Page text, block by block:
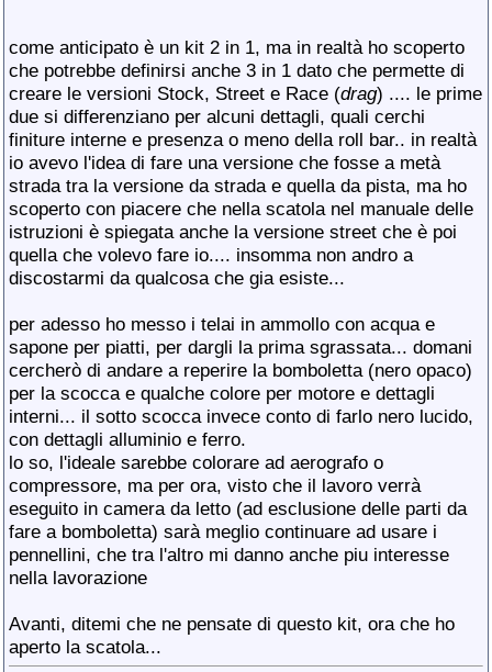
come anticipato è un kit 2 in 1, ma in realtà ho scoperto
che potrebbe definirsi anche 3 in 1 dato che permette di
creare le versioni Stock, Street e Race (drag) .... le prime
due si differenziano per alcuni dettagli, quali cerchi
finiture interne e presenza o meno della roll bar.. in realtà
io avevo l'idea di fare una versione che fosse a metà
strada tra la versione da strada e quella da pista, ma ho
scoperto con piacere che nella scatola nel manuale delle
istruzioni è spiegata anche la versione street che è poi
quella che volevo fare io.... insomma non andro a
discostarmi da qualcosa che gia esiste...
per adesso ho messo i telai in ammollo con acqua e
sapone per piatti, per dargli la prima sgrassata... domani
cercherò di andare a reperire la bomboletta (nero opaco)
per la scocca e qualche colore per motore e dettagli
interni... il sotto scocca invece conto di farlo nero lucido,
con dettagli alluminio e ferro.
lo so, l'ideale sarebbe colorare ad aerografo o
compressore, ma per ora, visto che il lavoro verrà
eseguito in camera da letto (ad esclusione delle parti da
fare a bomboletta) sarà meglio continuare ad usare i
pennellini, che tra l'altro mi danno anche piu interesse
nella lavorazione
Avanti, ditemi che ne pensate di questo kit, ora che ho
aperto la scatola...